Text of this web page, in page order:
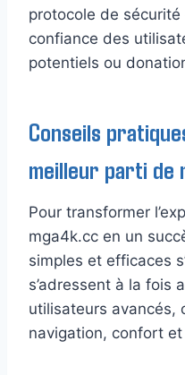
protocole de
confiance des
potentiels ou
Conseils
meilleur parti de
Pour transformer
mga4k.cc en un
simples et efficaces
s’adressent à la fois
utilisateurs avancés,
navigation, confort